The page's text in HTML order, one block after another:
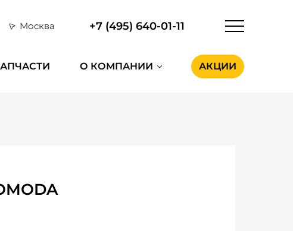
Москва +7 (495) 640-01-11
О КОМПАНИИ АКЦИИ